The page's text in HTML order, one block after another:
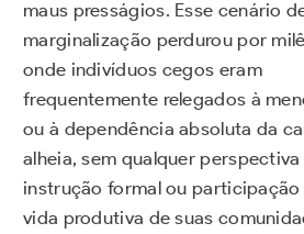
maus presságios. Esse cenário
marginalização perdurou por
onde indivíduos cegos eram
frequentemente relegados à
ou à dependência absoluta da
alheia, sem qualquer perspectiva
instrução formal ou participação
vida produtiva de suas